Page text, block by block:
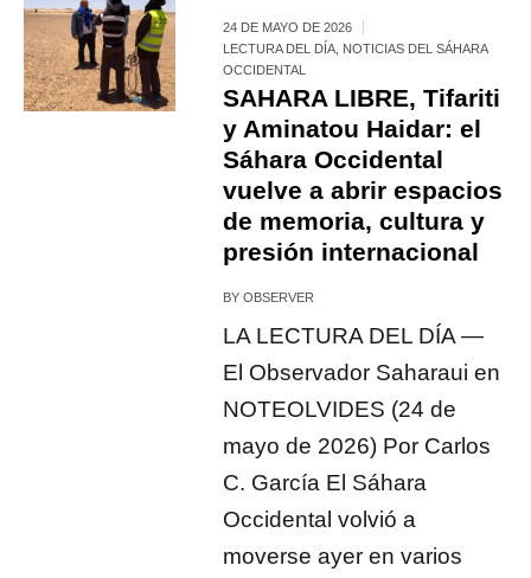
24 DE MAYO DE 2026
LECTURA DEL DÍA NOTICIAS DEL SÁHARA
OCCIDENTAL
SAHARA LIBRE, Tifariti
y Aminatou Haidar: el
Sáhara Occidental
vuelve a abrir espacios
de memoria, cultura y
presión internacional
BYOBSERVER
LA LECTURA DEL DÍA —
El Observador Saharaui en
NOTEOLVIDES (24 de
mayo de 2026) Por Carlos
C. García El Sáhara
Occidental volvió a
moverse ayer en varios